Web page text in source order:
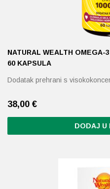
NATURAL WEALTH OMEGA-
60 KAPSULA
Dodatak prehrani s
38,00 €
DODAJ U